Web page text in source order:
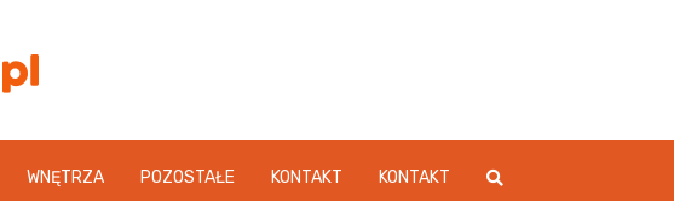
WNĘTRZA POZOSTAŁE KONTAKT KONTAKT